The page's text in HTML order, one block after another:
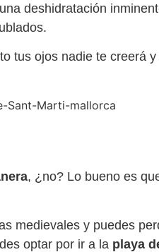
deshidratación
tus ojos nadie te creerá
, ¿no? Lo bueno es
medievales y puedes
optar por ir a la playa